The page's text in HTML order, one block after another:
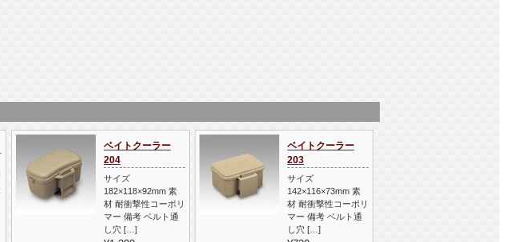
ベイトクーラー
204
サイズ
182×118×92mm 素
材 耐衝撃性コーポリ
マー 備考 ベルト通
し穴 […]
ベイトクーラー
203
サイズ
142×116×73mm 素
材 耐衝撃性コーポリ
マー 備考 ベルト通
し穴 […]